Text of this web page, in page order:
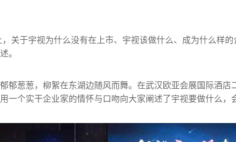
关于宇视为什么没有在上市、宇视该做什么、成为什么样
。
郁葱葱，柳絮在东湖边随风而舞。在武汉欧亚会展国际酒
一个实干企业家的情怀与口吻向大家阐述了宇视要做什么，